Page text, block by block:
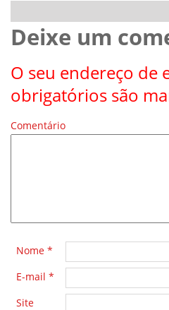
Deixe um
O seu endereço de
obrigatórios são
Comentário
Nome *
E-mail *
Site